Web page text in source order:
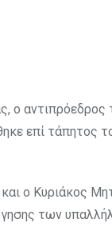
αντιπρόεδρος
επί τάπητος
ο Κυριάκος
των